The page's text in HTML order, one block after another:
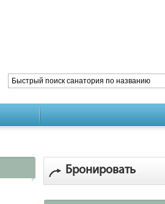
Бронировать